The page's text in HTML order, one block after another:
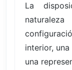
La
interior,
una